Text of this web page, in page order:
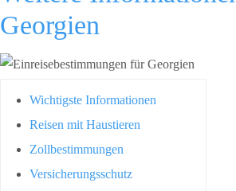
Georgien
Wichtigste Informationen
Reisen mit Haustieren
Zollbestimmungen
Versicherungsschutz